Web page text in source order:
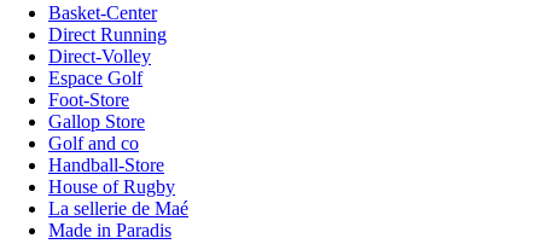
Basket-Center
Direct Running
Direct-Volley
Espace Golf
Foot-Store
Gallop Store
Golf and co
Handball-Store
House of Rugby
La sellerie de Maé
Made in Paradis